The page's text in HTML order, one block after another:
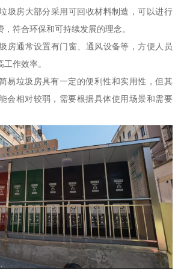
圾房大部分采用可回收材料制造，可以进行
符合环保和可持续发展的理念。
房通常设置有门窗、通风设备等，方便人员
作效率。
易垃圾房具有一定的便利性和实用性，但其
会相对较弱，需要根据具体使用场景和需要